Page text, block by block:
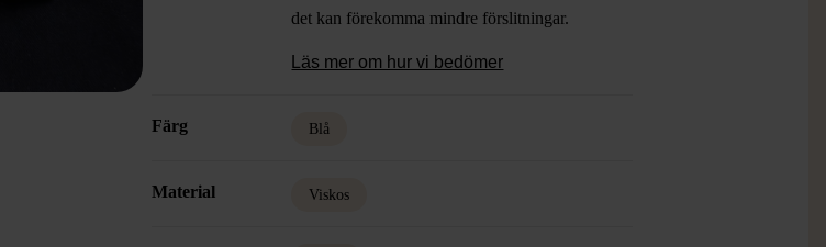
det kan förekomma mindre förslitningar.
Läs mer om hur vi bedömer
Färg Blå
Material Viskos